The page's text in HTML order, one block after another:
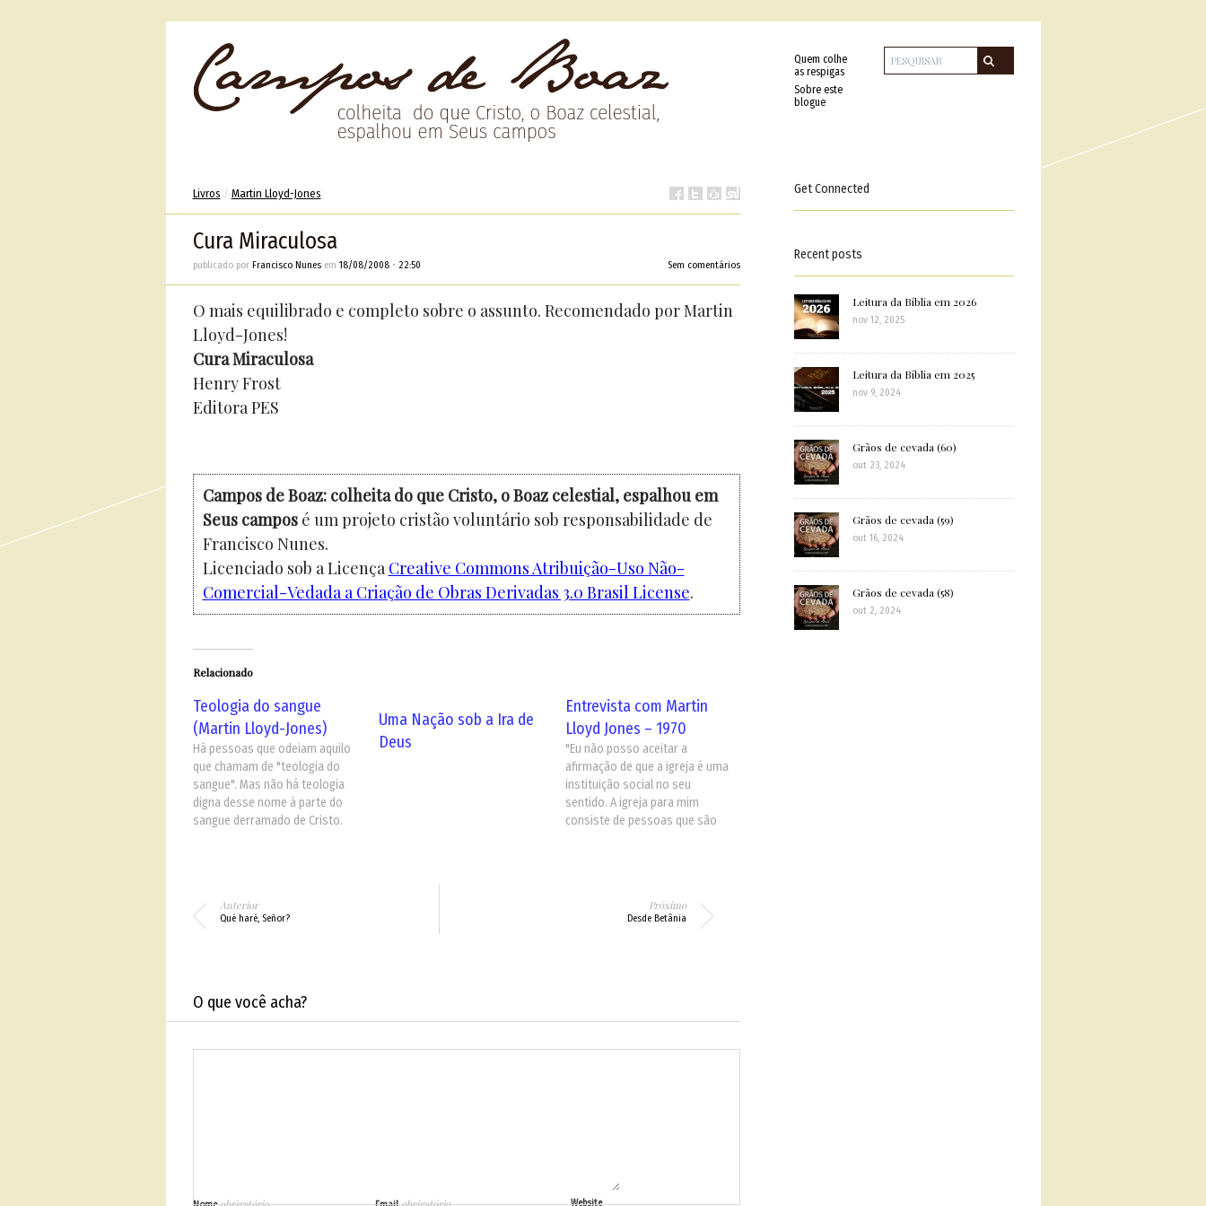
Quem colhe
as respigas
Sobre este
blogue
Livros / Martin Lloyd-Jones
Cura Miraculosa
publicado por Francisco Nunesem 18/08/2008• 22:50 Sem comentários
O mais equilibrado e completo sobre o assunto. Recomendado por Martin
Lloyd-Jones!
Cura Miraculosa
Henry Frost
Editora PES
Campos de Boaz: colheita do que Cristo, o Boaz celestial, espalhou em
Seus camposé um projeto cristão voluntário sob responsabilidade de
Francisco Nunes.
Licenciado sob a Licença Creative Commons Atribuição-Uso Não-
Comercial-Vedada a Criação de Obras Derivadas 3.0 Brasil License.
Relacionado
Teologia do sangue
(Martin Lloyd-Jones)
Há pessoas que odeiam aquilo
que chamam de "teologia do
sangue". Mas não há teologia
digna desse nome à parte do
sangue derramado de Cristo.
Uma Nação sob a Ira de
Deus
Entrevista com Martin
Lloyd Jones – 1970
"Eu não posso aceitar a
afirmação de que a igreja é uma
instituição social no seu
sentido. A igreja para mim
consiste de pessoas que são
eu diria que isso é…
Anterior
Qué haré, Señor?
Próximo
Desde Betânia
O que você acha?
Website
Get Connected
Recent posts
Leitura da Bíblia em 2026
nov 12, 2025
Leitura da Bíblia em 2025
nov 9, 2024
Grãos de cevada (60)
out 23, 2024
Grãos de cevada (59)
out 16, 2024
Grãos de cevada (58)
out 2, 2024